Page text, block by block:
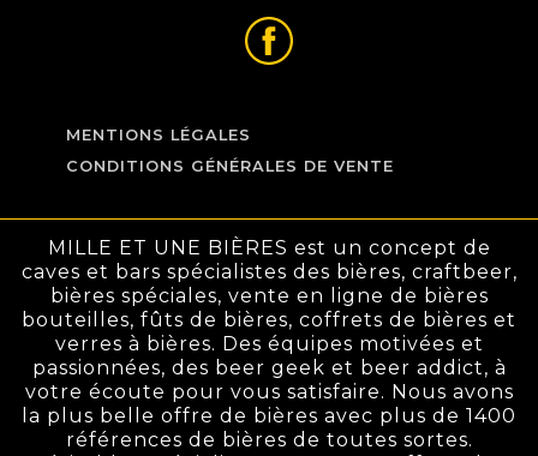
MENTIONS LÉGALES
CONDITIONS GÉNÉRALES DE VENTE
MILLE ET UNE BIÈRES est un concept de
caves et bars spécialistes des bières, craftbeer,
bières spéciales, vente en ligne de bières
bouteilles, fûts de bières, coffrets de bières et
verres à bières. Des équipes motivées et
passionnées, des beer geek et beer addict, à
votre écoute pour vous satisfaire. Nous avons
la plus belle offre de bières avec plus de 1400
références de bières de toutes sortes.